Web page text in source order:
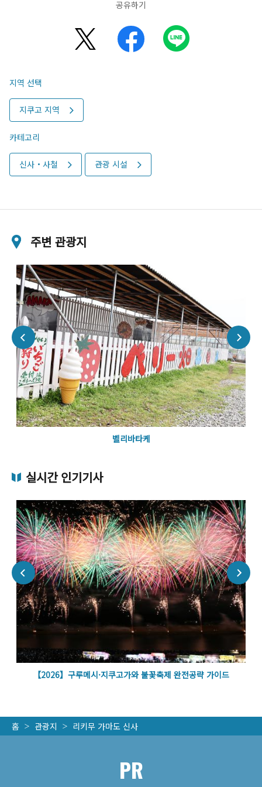
공유하기
지역 선택
지쿠고 지역
카테고리
신사・사철 관광 시설
주변 관광지
벨리바타케
실시간 인기기사
【2026】구루메시·지쿠고가와 불꽃축제 완전공략 가이드
홈 관광지 리키무 가마도 신사
PR